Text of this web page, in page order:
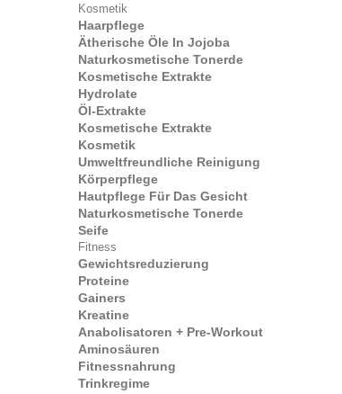
Kosmetik
Haarpflege
Ätherische Öle In Jojoba
Naturkosmetische Tonerde
Kosmetische Extrakte
Hydrolate
Öl-Extrakte
Kosmetische Extrakte
Kosmetik
Umweltfreundliche Reinigung
Körperpflege
Hautpflege Für Das Gesicht
Naturkosmetische Tonerde
Seife
Fitness
Gewichtsreduzierung
Proteine
Gainers
Kreatine
Anabolisatoren + Pre-Workout
Aminosäuren
Fitnessnahrung
Trinkregime